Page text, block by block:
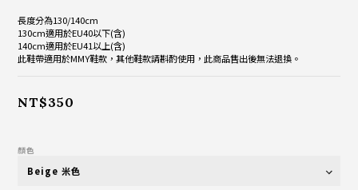
長度分為130/140cm
130cm適用於EU40以下(含)
140cm適用於EU41以上(含)
此鞋帶適用於MMY鞋款，其他鞋款請斟酌使用，此商品售出後無法退換。
NT$350
顏色